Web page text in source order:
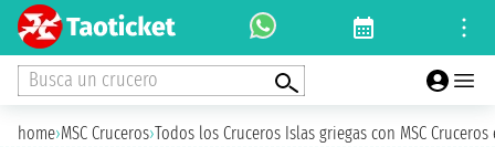
Busca un crucero
home›MSC Cruceros›Todos los Cruceros Islas griegas con MSC